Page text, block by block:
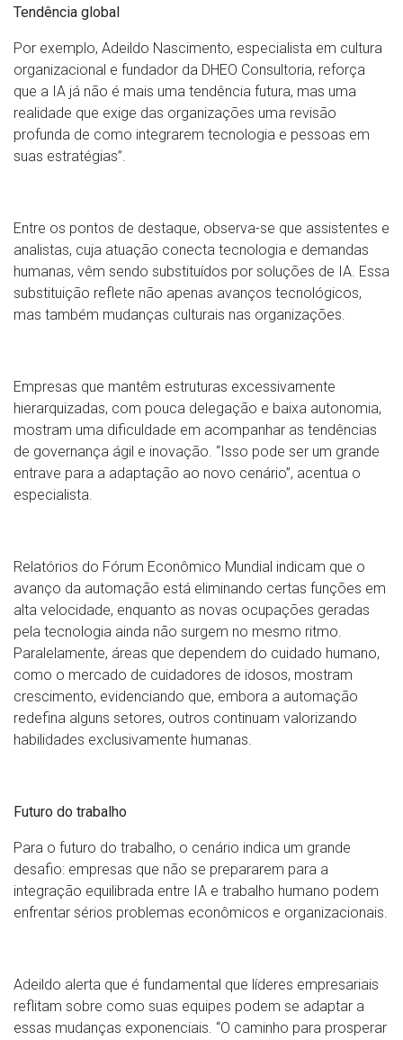
Tendência global
Por exemplo, Adeildo Nascimento, especialista em cultura
organizacional e fundador da DHEO Consultoria, reforça
que a IA já não é mais uma tendência futura, mas uma
realidade que exige das organizações uma revisão
profunda de como integrarem tecnologia e pessoas em
suas estratégias”.
Entre os pontos de destaque, observa-se que assistentes e
analistas, cuja atuação conecta tecnologia e demandas
humanas, vêm sendo substituídos por soluções de IA. Essa
substituição reflete não apenas avanços tecnológicos,
mas também mudanças culturais nas organizações.
Empresas que mantêm estruturas excessivamente
hierarquizadas, com pouca delegação e baixa autonomia,
mostram uma dificuldade em acompanhar as tendências
de governança ágil e inovação. “Isso pode ser um grande
entrave para a adaptação ao novo cenário”, acentua o
especialista.
Relatórios do Fórum Econômico Mundial indicam que o
avanço da automação está eliminando certas funções em
alta velocidade, enquanto as novas ocupações geradas
pela tecnologia ainda não surgem no mesmo ritmo.
Paralelamente, áreas que dependem do cuidado humano,
como o mercado de cuidadores de idosos, mostram
crescimento, evidenciando que, embora a automação
redefina alguns setores, outros continuam valorizando
habilidades exclusivamente humanas.
Futuro do trabalho
Para o futuro do trabalho, o cenário indica um grande
desafio: empresas que não se prepararem para a
integração equilibrada entre IA e trabalho humano podem
enfrentar sérios problemas econômicos e organizacionais.
Adeildo alerta que é fundamental que líderes empresariais
reflitam sobre como suas equipes podem se adaptar a
essas mudanças exponenciais. “O caminho para prosperar